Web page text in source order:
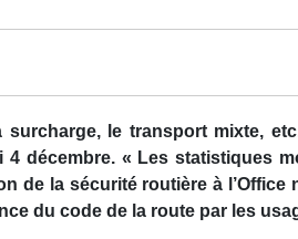
le transport mixte,
décembre. « Les statistiques
de la sécurité routière à
du code de la route par les